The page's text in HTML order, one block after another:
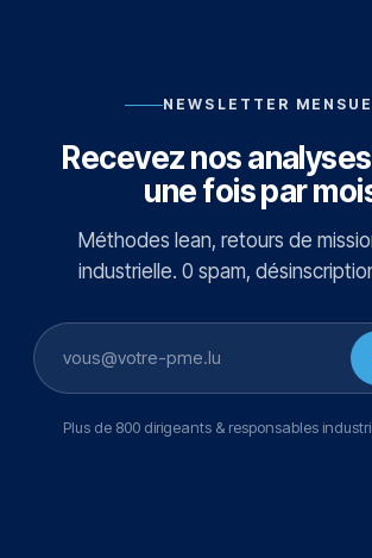
NEWSLETTER
Recevez nos
une fois par
Méthodes lean, retours de
industrielle. 0 spam,
Plus de 800 dirigeants & responsables